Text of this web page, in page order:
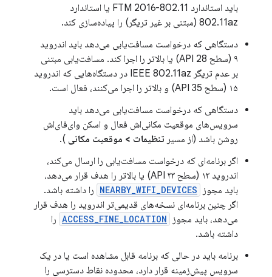
باید استاندارد 802.11-2016 FTM یا استاندارد
802.11az (مبتنی بر غیر تریگر) را پیاده‌سازی کند.
دستگاهی که درخواست مسافت‌یابی می‌دهد باید اندروید
۹ (سطح API 28) یا بالاتر را اجرا کند. مسافت‌یابی مبتنی
بر عدم تریگر IEEE 802.11az در دستگاه‌هایی که اندروید
۱۵ (سطح API 35) و بالاتر را اجرا می‌کنند، فعال است.
دستگاهی که درخواست مسافت‌یابی می‌دهد باید
سرویس‌های موقعیت مکانی‌اش فعال و اسکن وای‌فای‌اش
روشن باشد (از مسیر تنظیمات > موقعیت مکانی ).
اگر برنامه‌ای که درخواست مسافت‌یابی را ارسال می‌کند،
اندروید ۱۳ (سطح API ۳۳) یا بالاتر را هدف قرار می‌دهد،
باید مجوز
NEARBY_WIFI_DEVICES را داشته باشد.
اگر چنین برنامه‌ای نسخه‌های قدیمی‌تر اندروید را هدف قرار
می‌دهد، باید مجوز
ACCESS_FINE_LOCATION را
داشته باشد.
برنامه باید در حالی که برنامه قابل مشاهده است یا در یک
سرویس پیش‌زمینه قرار دارد، محدوده نقاط دسترسی را